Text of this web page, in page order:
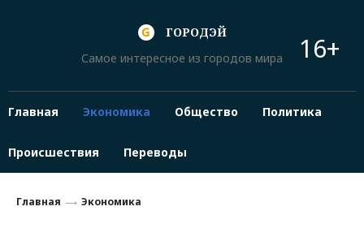
ГОРОДЭЙ
Самое интересное из городов мира
16+
Главная Экономика Общество Политика
Происшествия Переводы
Главная Экономика